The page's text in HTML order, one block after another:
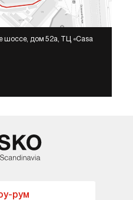
шоссе, дом 52а, ТЦ «Сasa
рум